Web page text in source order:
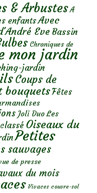
& Arbustes A
enfantsAvec
Eve Bassin
Chroniques de
mon jardin
jardin
Coups de
bouquetsFêtes
Joli Duo Les
Oiseaux du
Petites
sauvages
de presse
du mois
Vivaces couvre-sol